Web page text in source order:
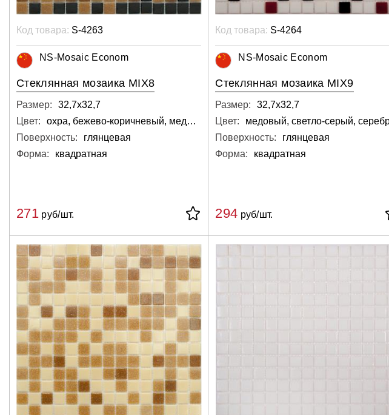
Код товара: S-4263
NS-Mosaic Econom
Стеклянная мозаика MIX8
Размер:
32,7х32,7
Цвет:
охра, бежево-коричневый, медный, тёмный, коричневый
Поверхность:
глянцевая
Форма:
квадратная
271руб/шт.
Код товара: S-4264
NS-Mosaic Econom
Стеклянная мозаика MIX9
Размер:
32,7х32,7
Цвет:
Поверхность:
глянцевая
Форма:
квадратная
294 руб/шт.